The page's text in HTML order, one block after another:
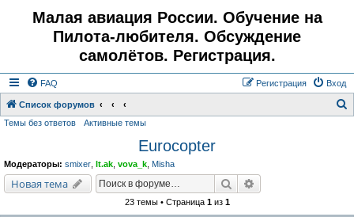
Малая авиация России. Обучение на
Пилота-любителя. Обсуждение
самолётов. Регистрация.
FAQ Вход
Регистрация
Список форумов
Темы без ответов Активные темы
Eurocopter
Модераторы: smixer lt.ak vova_k Misha
Новая тема Поиск
23 темы • Страница 1из 1